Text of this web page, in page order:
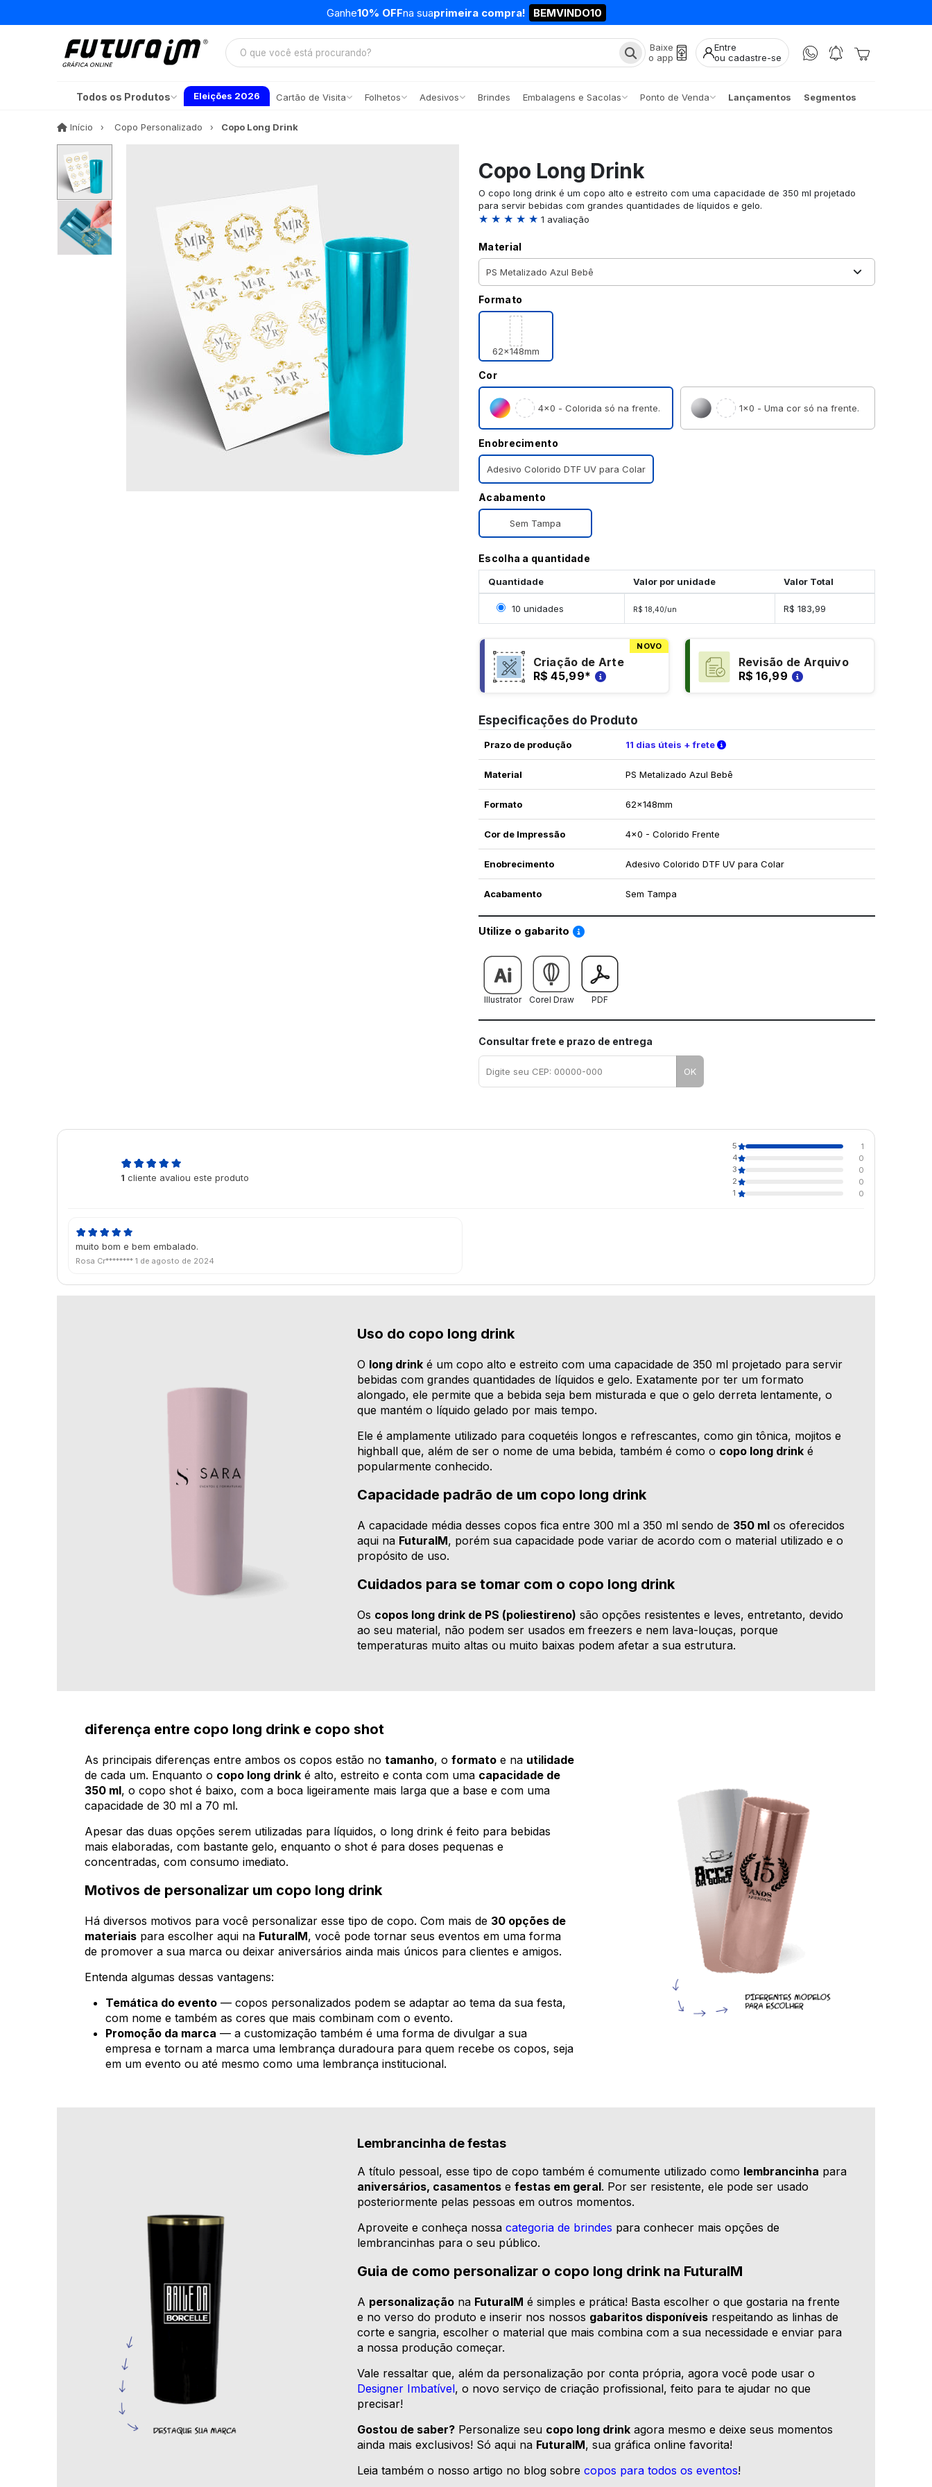
Ganhe10% OFFna suaprimeira compra! BEMVINDO10
Baixe
o app
Entre
ou cadastre-se
Todos os Produtos Eleições 2026 Cartão de Visita Folhetos Adesivos Brindes Embalagens e Sacolas Ponto de Venda Lançamentos Segmentos
Início InícioCopo Personalizado Copo Long Drink
Copo Long Drink
O copo long drink é um copo alto e estreito com uma capacidade de 350 ml projetado
para servir bebidas com grandes quantidades de líquidos e gelo.
★ ★ ★ ★ ★ 1 avaliação
Material
Formato
62x148mm
Cor
4×0 - Colorida só na frente. 1×0 - Uma cor só na frente.
Enobrecimento
Adesivo Colorido DTF UV para Colar
Acabamento
Sem Tampa
Escolha a quantidade
Quantidade Valor por unidade Valor Total
Selecionar 10 unidades
10 unidades R$ 18,40/un R$ 183,99
NOVO
Criação de Arte
R$ 45,99*
Revisão de Arquivo
R$ 16,99
Especificações do Produto
Prazo de produção 11 dias úteis + frete Verifique as condições de entrega
Material PS Metalizado Azul Bebê
Formato 62x148mm
Cor de Impressão 4x0 - Colorido Frente
Enobrecimento Adesivo Colorido DTF UV para Colar
Acabamento Sem Tampa
Utilize o gabarito Saiba como utilizar os nossos gabaritos
Illustrator Corel Draw PDF
Consultar frete e prazo de entrega
OK
1 cliente avaliou este produto
5
1
4
0
3
0
2
0
1
0
muito bom e bem embalado.
Rosa Cr******** 1 de agosto de 2024
Uso do copo long drink
O long drink é um copo alto e estreito com uma capacidade de 350 ml projetado para servir
bebidas com grandes quantidades de líquidos e gelo. Exatamente por ter um formato
alongado, ele permite que a bebida seja bem misturada e que o gelo derreta lentamente, o
que mantém o líquido gelado por mais tempo.
Ele é amplamente utilizado para coquetéis longos e refrescantes, como gin tônica, mojitos e
highball que, além de ser o nome de uma bebida, também é como o copo long drink é
popularmente conhecido.
Capacidade padrão de um copo long drink
A capacidade média desses copos fica entre 300 ml a 350 ml sendo de 350 ml os oferecidos
aqui na FuturaIM, porém sua capacidade pode variar de acordo com o material utilizado e o
propósito de uso.
Cuidados para se tomar com o copo long drink
Os copos long drink de PS (poliestireno) são opções resistentes e leves, entretanto, devido
ao seu material, não podem ser usados em freezers e nem lava-louças, porque
temperaturas muito altas ou muito baixas podem afetar a sua estrutura.
diferença entre copo long drink e copo shot
As principais diferenças entre ambos os copos estão no tamanho, o formato e na utilidade
de cada um. Enquanto o copo long drink é alto, estreito e conta com uma capacidade de
350 ml, o copo shot é baixo, com a boca ligeiramente mais larga que a base e com uma
capacidade de 30 ml a 70 ml.
Apesar das duas opções serem utilizadas para líquidos, o long drink é feito para bebidas
mais elaboradas, com bastante gelo, enquanto o shot é para doses pequenas e
concentradas, com consumo imediato.
Motivos de personalizar um copo long drink
Há diversos motivos para você personalizar esse tipo de copo. Com mais de 30 opções de
materiais para escolher aqui na FuturaIM, você pode tornar seus eventos em uma forma
de promover a sua marca ou deixar aniversários ainda mais únicos para clientes e amigos.
Entenda algumas dessas vantagens:
Temática do evento — copos personalizados podem se adaptar ao tema da sua festa,
com nome e também as cores que mais combinam com o evento.
Promoção da marca — a customização também é uma forma de divulgar a sua
empresa e tornam a marca uma lembrança duradoura para quem recebe os copos, seja
em um evento ou até mesmo como uma lembrança institucional.
Lembrancinha de festas
A título pessoal, esse tipo de copo também é comumente utilizado como lembrancinha para
aniversários, casamentos efestas em geral. Por ser resistente, ele pode ser usado
posteriormente pelas pessoas em outros momentos.
Aproveite e conheça nossacategoria de brindes para conhecer mais opções de
lembrancinhas para o seu público.
Guia de como personalizar o copo long drink na FuturaIM
A personalização na FuturaIM é simples e prática! Basta escolher o que gostaria na frente
e no verso do produto e inserir nos nossos gabaritos disponíveis respeitando as linhas de
corte e sangria, escolher o material que mais combina com a sua necessidade e enviar para
a nossa produção começar.
Vale ressaltar que, além da personalização por conta própria, agora você pode usar o
Designer Imbatível, o novo serviço de criação profissional, feito para te ajudar no que
precisar!
Gostou de saber? Personalize seu copo long drink agora mesmo e deixe seus momentos
ainda mais exclusivos! Só aqui na FuturaIM, sua gráfica online favorita!
Leia também o nosso artigo no blog sobrecopos para todos os eventos!